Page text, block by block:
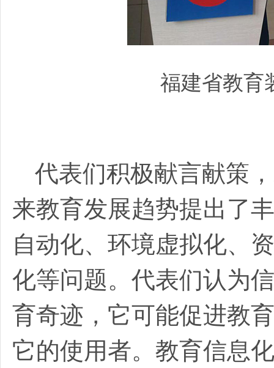
福建省教育
代表们积极献言献策
来教育发展趋势提出了
自动化、环境虚拟化、
化等问题。代表们认为
育奇迹，它可能促进教
它的使用者。教育信息